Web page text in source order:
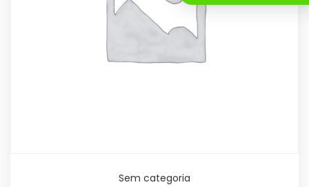
Sem categoria